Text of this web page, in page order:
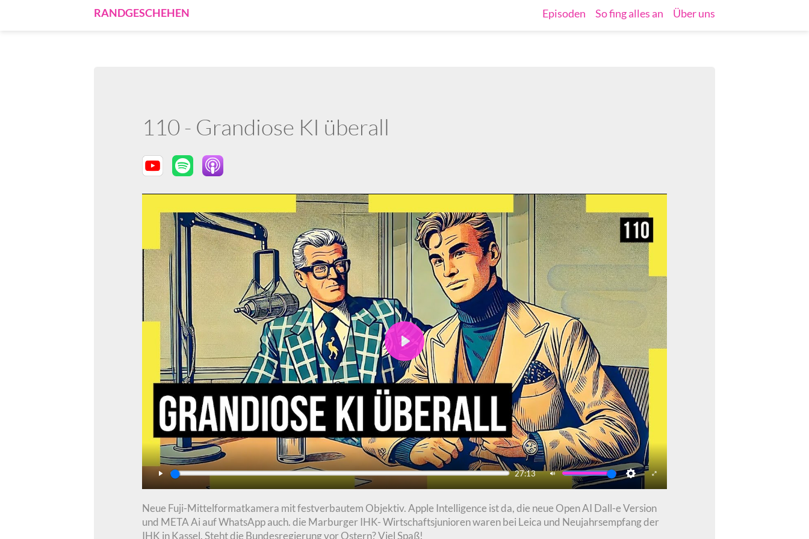
RANDGESCHEHEN Episoden So fing alles an Über uns
110 - Grandiose KI überall
Play
27:13
Mute Settings
Enter
fullscreen
Play
Neue Fuji-Mittelformatkamera mit festverbautem Objektiv. Apple Intelligence ist da, die neue Open AI Dall-e Version
und META Ai auf WhatsApp auch. die Marburger IHK- Wirtschaftsjunioren waren bei Leica und Neujahrsempfang der
IHK in Kassel. Steht die Bundesregierung vor Ostern? Viel Spaß!